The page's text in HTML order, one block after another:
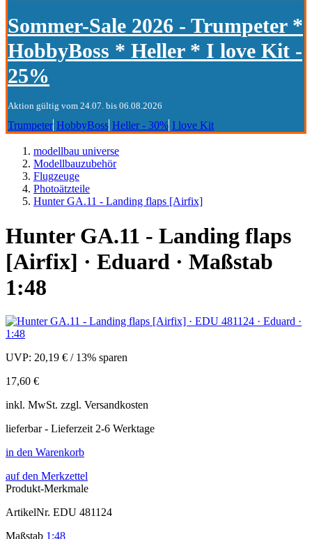
Sommer-Sale 2026 - Trumpeter *
HobbyBoss * Heller * I love Kit -
25%
Aktion gültig vom 24.07. bis 06.08.2026
Trumpeter HobbyBoss Heller - 30% I love Kit
modellbau universe
Modellbauzubehör
Flugzeuge
Photoätzteile
Hunter GA.11 - Landing flaps [Airfix]
Hunter GA.11 - Landing flaps
[Airfix] · Eduard · Maßstab
1:48
UVP: 20,19 € / 13% sparen
17,60 €
inkl. MwSt. zzgl. Versandkosten
lieferbar - Lieferzeit 2-6 Werktage
in den Warenkorb
auf den Merkzettel
Produkt-Merkmale
ArtikelNr. EDU 481124
Maßstab 1:48